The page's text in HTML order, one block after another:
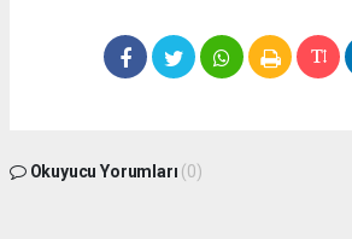
Okuyucu Yorumları (0)